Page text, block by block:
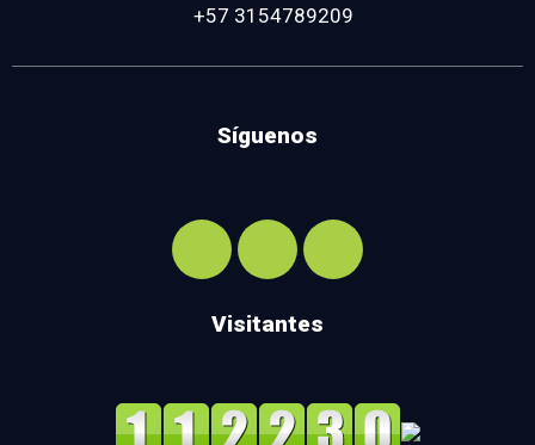
+57 3154789209
Síguenos
Visitantes